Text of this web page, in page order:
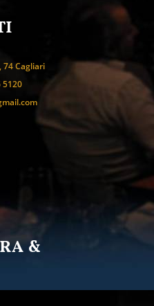
74 Cagliari
5120
&